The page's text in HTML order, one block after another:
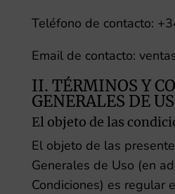
Teléfono de contacto:
Email de contacto:
II. TÉRMINOS Y
GENERALES DE
El objeto de las
El objeto de las
Generales de Uso (en
Condiciones) es regular